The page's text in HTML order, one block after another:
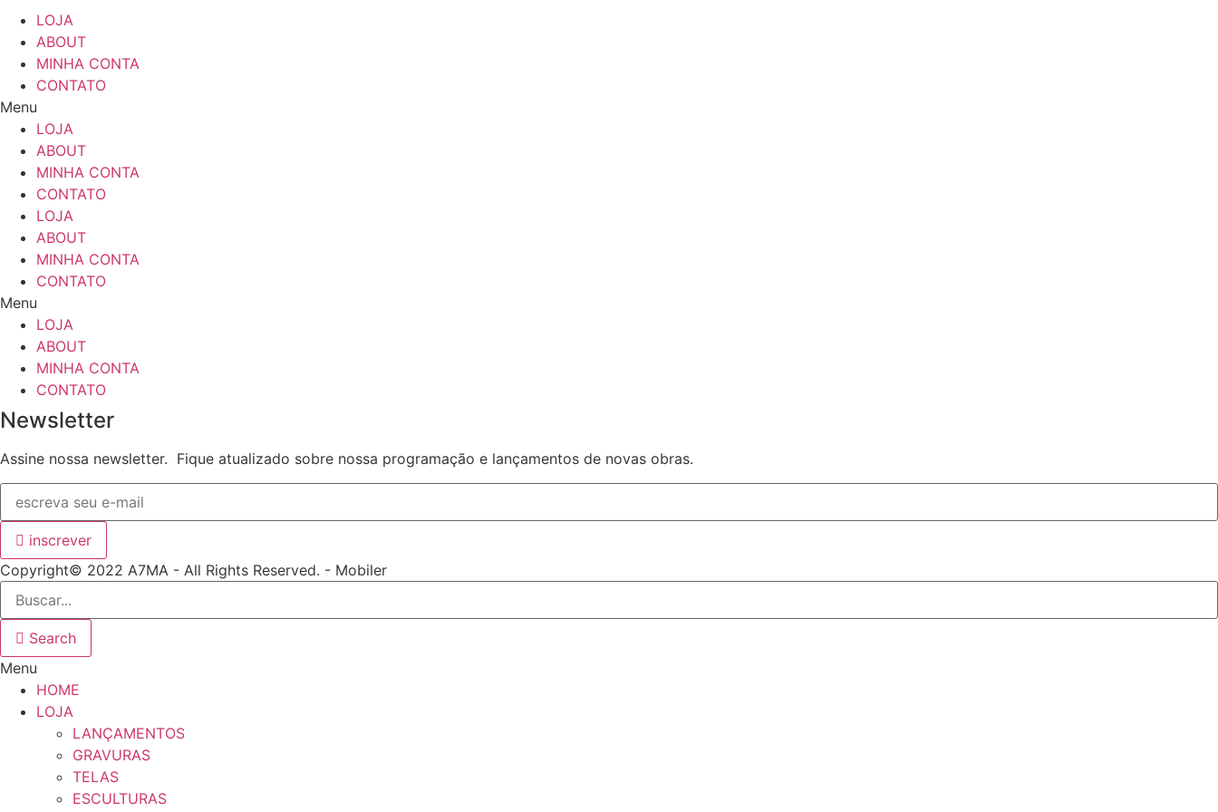
LOJA
ABOUT
MINHA CONTA
CONTATO
Menu
LOJA
ABOUT
MINHA CONTA
CONTATO
LOJA
ABOUT
MINHA CONTA
CONTATO
Menu
LOJA
ABOUT
MINHA CONTA
CONTATO
Newsletter
Assine nossa newsletter. Fique atualizado sobre nossa programação e lançamentos de novas obras.
inscrever
Copyright© 2022 A7MA - All Rights Reserved. - Mobiler
Search
Menu
HOME
LOJA
LANÇAMENTOS
GRAVURAS
TELAS
ESCULTURAS